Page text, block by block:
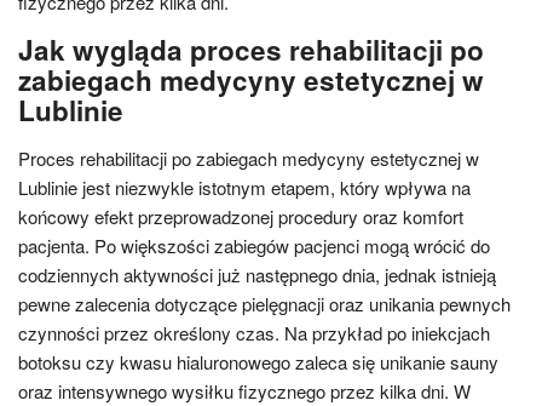
Jak wygląda proces rehabilitacji po
zabiegach medycyny estetycznej w
Lublinie
Proces rehabilitacji po zabiegach medycyny estetycznej w
Lublinie jest niezwykle istotnym etapem, który wpływa na
końcowy efekt przeprowadzonej procedury oraz komfort
pacjenta. Po większości zabiegów pacjenci mogą wrócić do
codziennych aktywności już następnego dnia, jednak istnieją
pewne zalecenia dotyczące pielęgnacji oraz unikania pewnych
czynności przez określony czas. Na przykład po iniekcjach
botoksu czy kwasu hialuronowego zaleca się unikanie sauny
oraz intensywnego wysiłku fizycznego przez kilka dni. W